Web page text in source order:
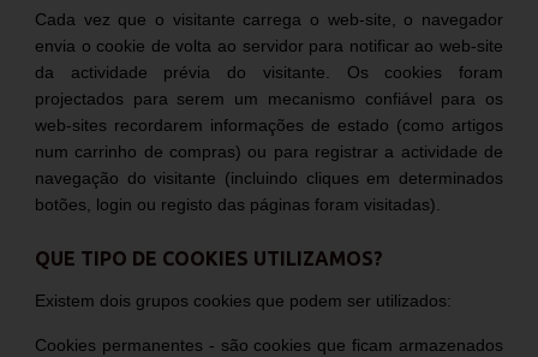
Cada vez que o visitante carrega o web-site, o navegador
envia o cookie de volta ao servidor para notificar ao web-site
da actividade prévia do visitante. Os cookies foram
projectados para serem um mecanismo confiável para os
web-sites recordarem informações de estado (como artigos
num carrinho de compras) ou para registrar a actividade de
navegação do visitante (incluindo cliques em determinados
botões, login ou registo das páginas foram visitadas).
QUE TIPO DE COOKIES UTILIZAMOS?
Existem dois grupos cookies que podem ser utilizados:
Cookies permanentes - são cookies que ficam armazenados